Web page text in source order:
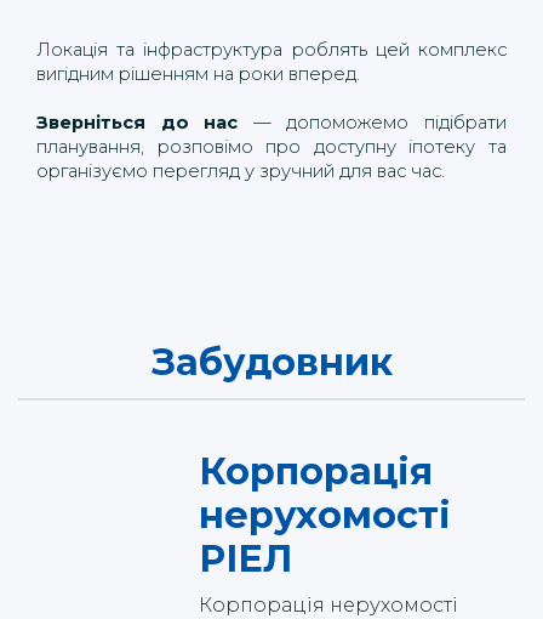
Локація та інфраструктура роблять цей комплекс
вигідним рішенням на роки вперед.
Зверніться до нас — допоможемо підібрати
планування, розповімо про доступну іпотеку та
організуємо перегляд у зручний для вас час.
Забудовник
Корпорація
нерухомості
РІЕЛ
Корпорація нерухомості